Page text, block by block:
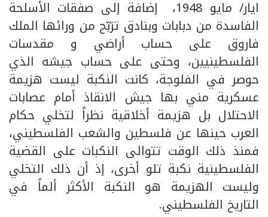
ايار/ مايو 1948، إضافة إلى صفقات الأسلحة
الفاسدة من دبابات وبنادق ترَبّح من ورائها الملك
فاروق على حساب أراضي و مقدسات
الفلسطينيين، وحتى على حساب جيشه الذي
حوصر في الفلوجة، كانت النكبة ليست هزيمة
عسكرية مني بها جيش الانقاذ أمام عصابات
الاحتلال بل هزيمة أخلاقية نظراً لتخلي حكام
العرب حينها عن فلسطين والشعب الفلسطيني،
فمنذ ذلك الوقت تتوالى النكبات على القضية
الفلسطينية نكبة تلو أخرى، إذ أن ذلك التخلي
وليست الهزيمة هو النكبة الأكثر ألماً في
التاريخ الفلسطيني.